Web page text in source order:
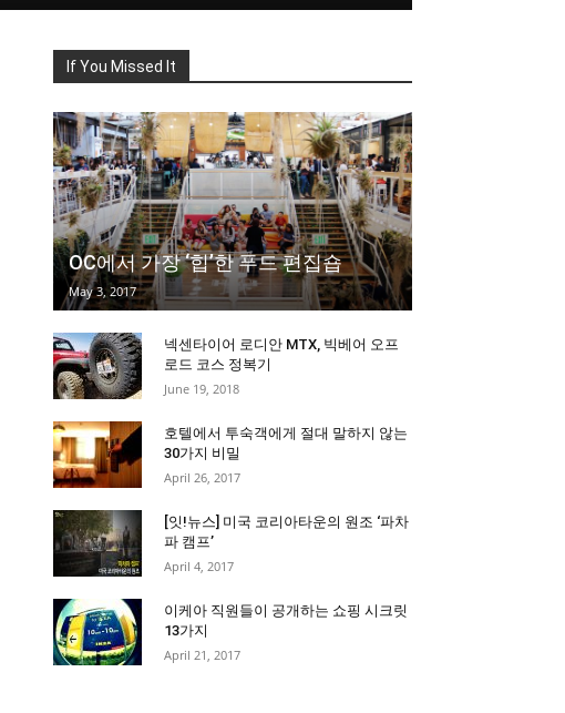
If You Missed It
OC에서 가장 ‘힙’한 푸드 편집숍
May 3, 2017
넥센타이어 로디안 MTX, 빅베어 오프
로드 코스 정복기
June 19, 2018
호텔에서 투숙객에게 절대 말하지 않는
30가지 비밀
April 26, 2017
[잇!뉴스] 미국 코리아타운의 원조 ‘파차
파 캠프’
April 4, 2017
이케아 직원들이 공개하는 쇼핑 시크릿
13가지
April 21, 2017